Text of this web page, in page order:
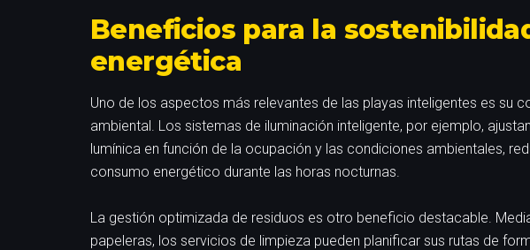
Beneficios para la
energética
Uno de los aspectos más relevantes de las playas inteligentes es su
ambiental. Los sistemas de iluminación inteligente, por ejemplo,
lumínica en función de la ocupación y las condiciones ambientales,
consumo energético durante las horas nocturnas.
La gestión optimizada de residuos es otro beneficio destacable.
papeleras, los servicios de limpieza pueden planificar sus rutas de